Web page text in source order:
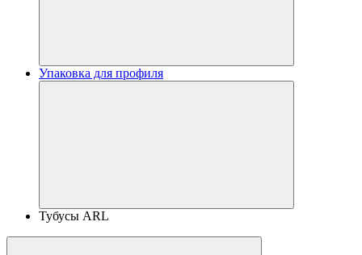
Упаковка для профиля
Тубусы ARL